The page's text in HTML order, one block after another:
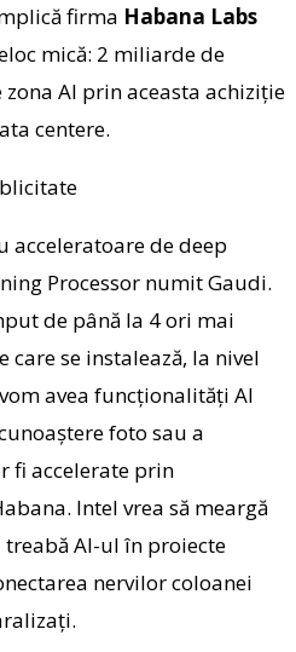
firma Habana Labs
mică: 2 miliarde de
AI prin aceasta achiziţie
centere.
acceleratoare de deep
Processor numit Gaudi.
de până la 4 ori mai
se instalează, la nivel
avea funcţionalităţi AI
foto sau a
fi accelerate prin
Intel vrea să meargă
AI-ul în proiecte
nervilor coloanei